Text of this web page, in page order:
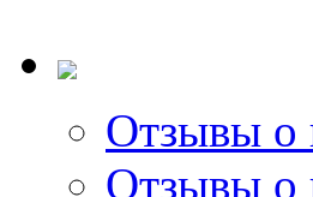
Отзывы о
Отзывы о